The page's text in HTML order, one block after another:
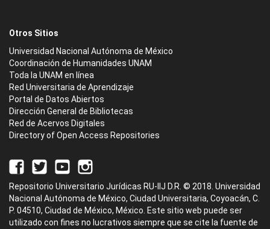
Otros Sitios
Universidad Nacional Autónoma de México
Coordinación de Humanidades UNAM
Toda la UNAM en línea
Red Universitaria de Aprendizaje
Portal de Datos Abiertos
Dirección General de Bibliotecas
Red de Acervos Digitales
Directory of Open Access Repositories
Repositorio Universitario Jurídicas RU-IIJ D.R. © 2018. Universidad
Nacional Autónoma de México, Ciudad Universitaria, Coyoacán, C.
P. 04510, Ciudad de México, México. Este sitio web puede ser
utilizado con fines no lucrativos siempre que se cite la fuente de